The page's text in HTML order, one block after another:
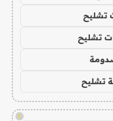
تشليح
تشليح
تشليح
!